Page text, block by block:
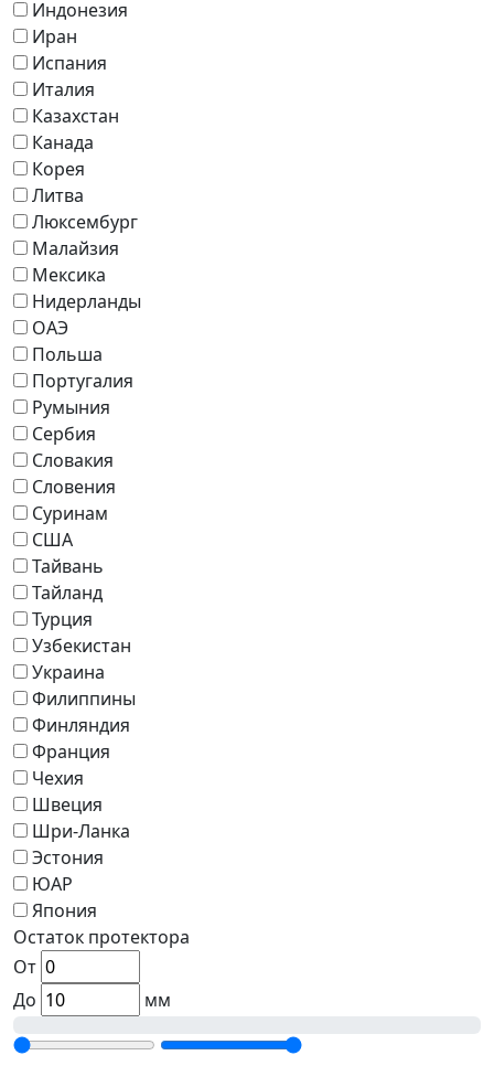
Индонезия
Иран
Испания
Италия
Казахстан
Канада
Корея
Литва
Люксембург
Малайзия
Мексика
Нидерланды
ОАЭ
Польша
Португалия
Румыния
Сербия
Словакия
Словения
Суринам
США
Тайвань
Тайланд
Турция
Узбекистан
Украина
Филиппины
Финляндия
Франция
Чехия
Швеция
Шри-Ланка
Эстония
ЮАР
Япония
Остаток протектора
От
До
мм